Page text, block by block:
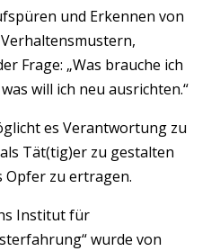
und Erkennen von
Frage: „Was brauche ich
will ich neu ausrichten.“
es Verantwortung zu
Tät(tig)er zu gestalten
Opfer zu ertragen.
Institut für
wurde von